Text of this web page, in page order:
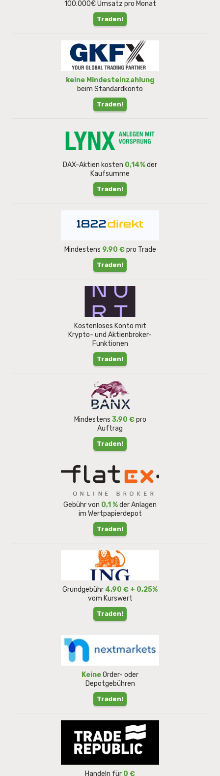
100.000€ Umsatz pro Monat
Traden!
keine Mindesteinzahlung
beim Standardkonto
Traden!
DAX-Aktien kosten 0,14%der
Kaufsumme
Traden!
Mindestens 9,90 €pro Trade
Traden!
Kostenloses Konto mit
Krypto- und Aktienbroker-
Funktionen
Traden!
Mindestens 3,90 €pro
Auftrag
Traden!
Gebühr von 0,1 %der Anlagen
im Wertpapierdepot
Traden!
Grundgebühr 4,90 € + 0,25%
vom Kurswert
Traden!
KeineOrder- oder
Depotgebühren
Traden!
Handeln für 0 €